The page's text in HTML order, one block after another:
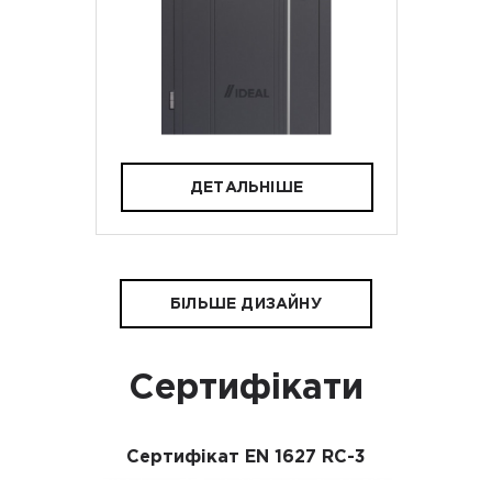
ДЕТАЛЬНІШЕ
БІЛЬШЕ ДИЗАЙНУ
Сертифікати
Сертифікат EN 1627 RC-3